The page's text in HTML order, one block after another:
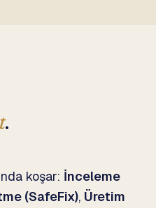
.
koşar: İnceleme
(SafeFix), Üretim